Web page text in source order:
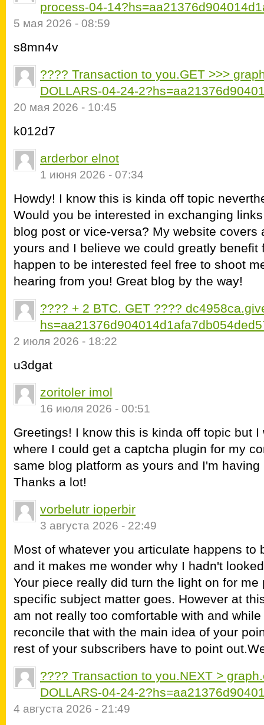
process-04-
5 мая 2026 - 08:59
s8mn4v
???? Transaction to you.GET >>>
DOLLARS-04-24-
20 мая 2026 - 10:45
k012d7
arderbor elnot
1 июня 2026 - 07:34
Howdy! I know this is kinda off topic
Would you be interested in exchanging
blog post or vice-versa? My website covers
yours and I believe we could greatly benefit
happen to be interested feel free to shoot
hearing from you! Great blog by the way!
???? + 2 BTC. GET ????
2 июля 2026 - 18:22
u3dgat
zoritoler imol
16 июля 2026 - 00:51
Greetings! I know this is kinda off topic but
where I could get a captcha plugin for my
same blog platform as yours and I'm
Thanks a lot!
vorbelutr ioperbir
3 августа 2026 - 22:49
Most of whatever you articulate happens to
and it makes me wonder why I hadn't
Your piece really did turn the light on for
specific subject matter goes. However at
am not really too comfortable with and
reconcile that with the main idea of your
rest of your subscribers have to point
???? Transaction to you.NEXT >
DOLLARS-04-24-
4 августа 2026 - 21:49